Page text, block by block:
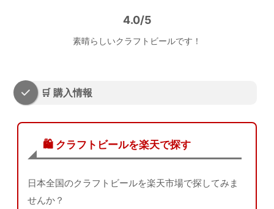
4.0/5
素晴らしいクラフトビールです！
🛒 購入情報
🛍️ クラフトビールを楽天で探す
日本全国のクラフトビールを楽天市場で探してみま
せんか？